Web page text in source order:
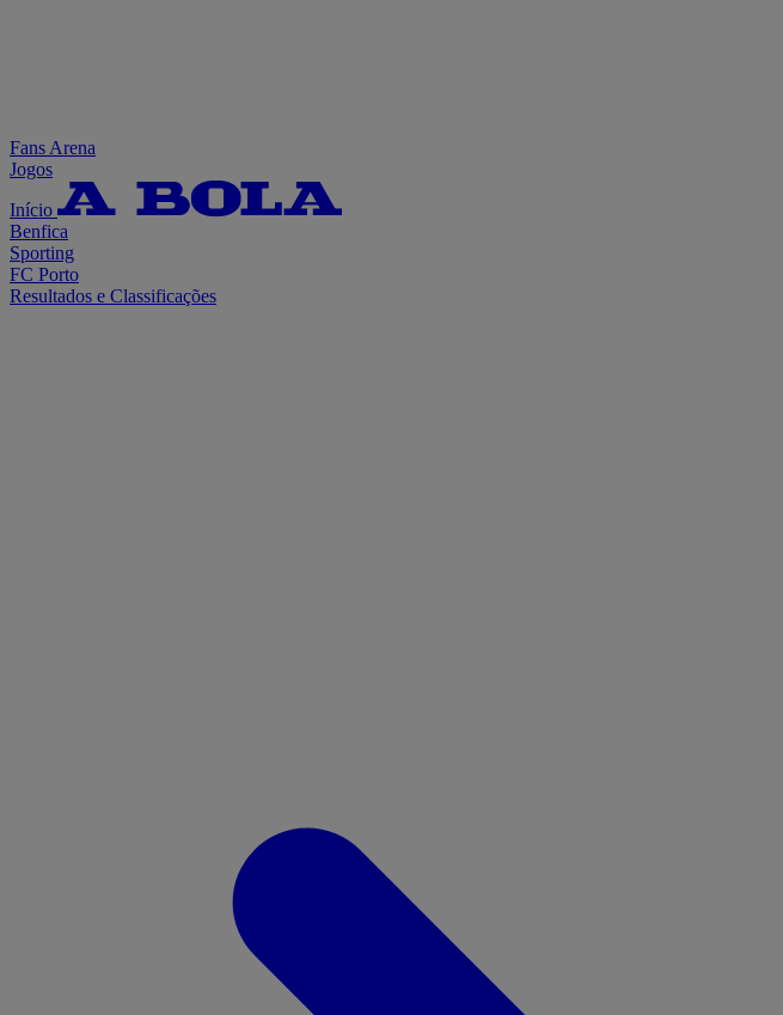
Fans Arena
Jogos
Início
Benfica
Sporting
FC Porto
Resultados e Classificações